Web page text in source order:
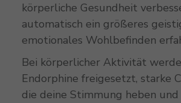
körperliche Gesundheit
automatisch ein größeres
emotionales Wohlbefinden
Bei körperlicher Aktivität
Endorphine freigesetzt, starke
die deine Stimmung heben und